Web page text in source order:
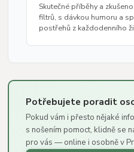
Skutečné příběhy a
filtrů, s dávkou humoru a
postřehů z každodenního
Potřebujete poradit
Pokud vám i přesto nějaké
s nošením pomoct, klidně se
pro vás — online i osobně v